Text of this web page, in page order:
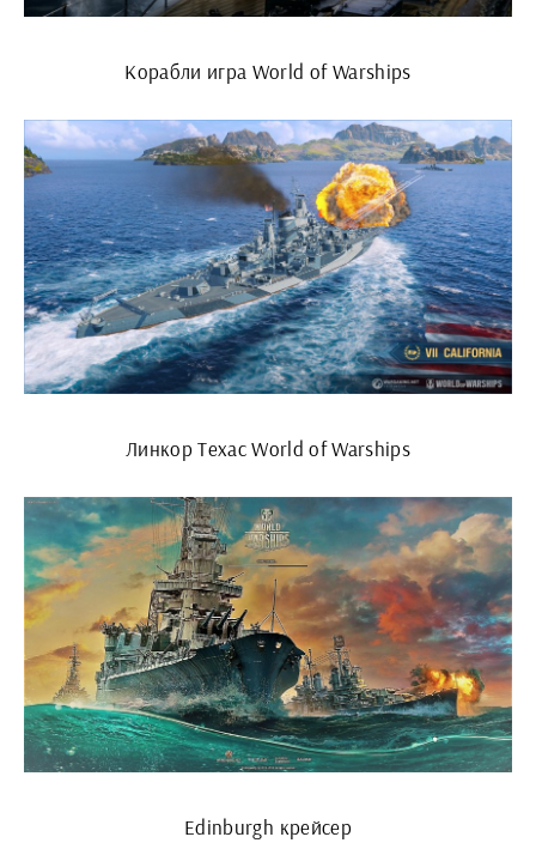
Корабли игра World of Warships
Линкор Техас World of Warships
Edinburgh крейсер